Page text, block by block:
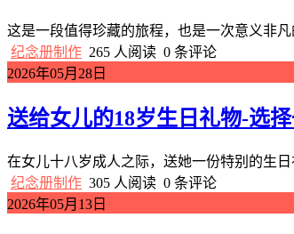
这是一段值得珍藏的旅程，也是一次意义非
纪念册制作 265 人阅读 0 条评论
2026年05月28日
送给女儿的18岁生日礼物-选
在女儿十八岁成人之际，送她一份特别的生
纪念册制作 305 人阅读 0 条评论
2026年05月13日